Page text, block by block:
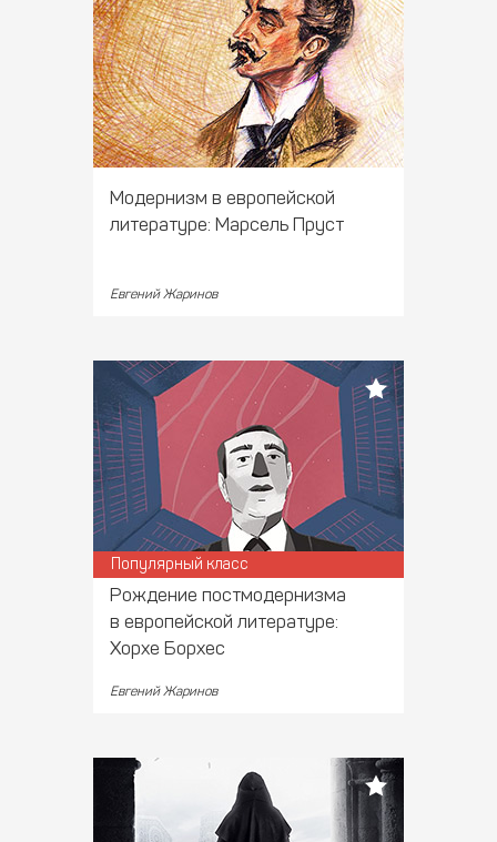
Модернизм в европейской
литературе: Марсель Пруст
Евгений Жаринов
Рождение постмодернизма
в европейской литературе:
Хорхе Борхес
Евгений Жаринов
Популярный класс